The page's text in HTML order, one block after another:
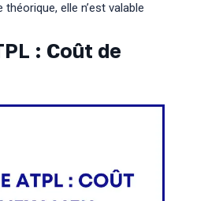
elle n’est valable
: Coût de